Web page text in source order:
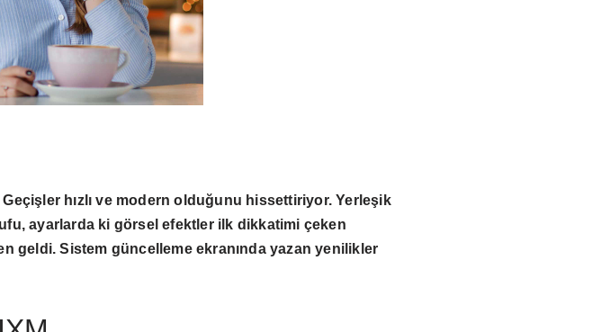
hızlı ve modern olduğunu hissettiriyor. Yerleşik
ayarlarda ki görsel efektler ilk dikkatimi çeken
geldi. Sistem güncelleme ekranında yazan yenilikler